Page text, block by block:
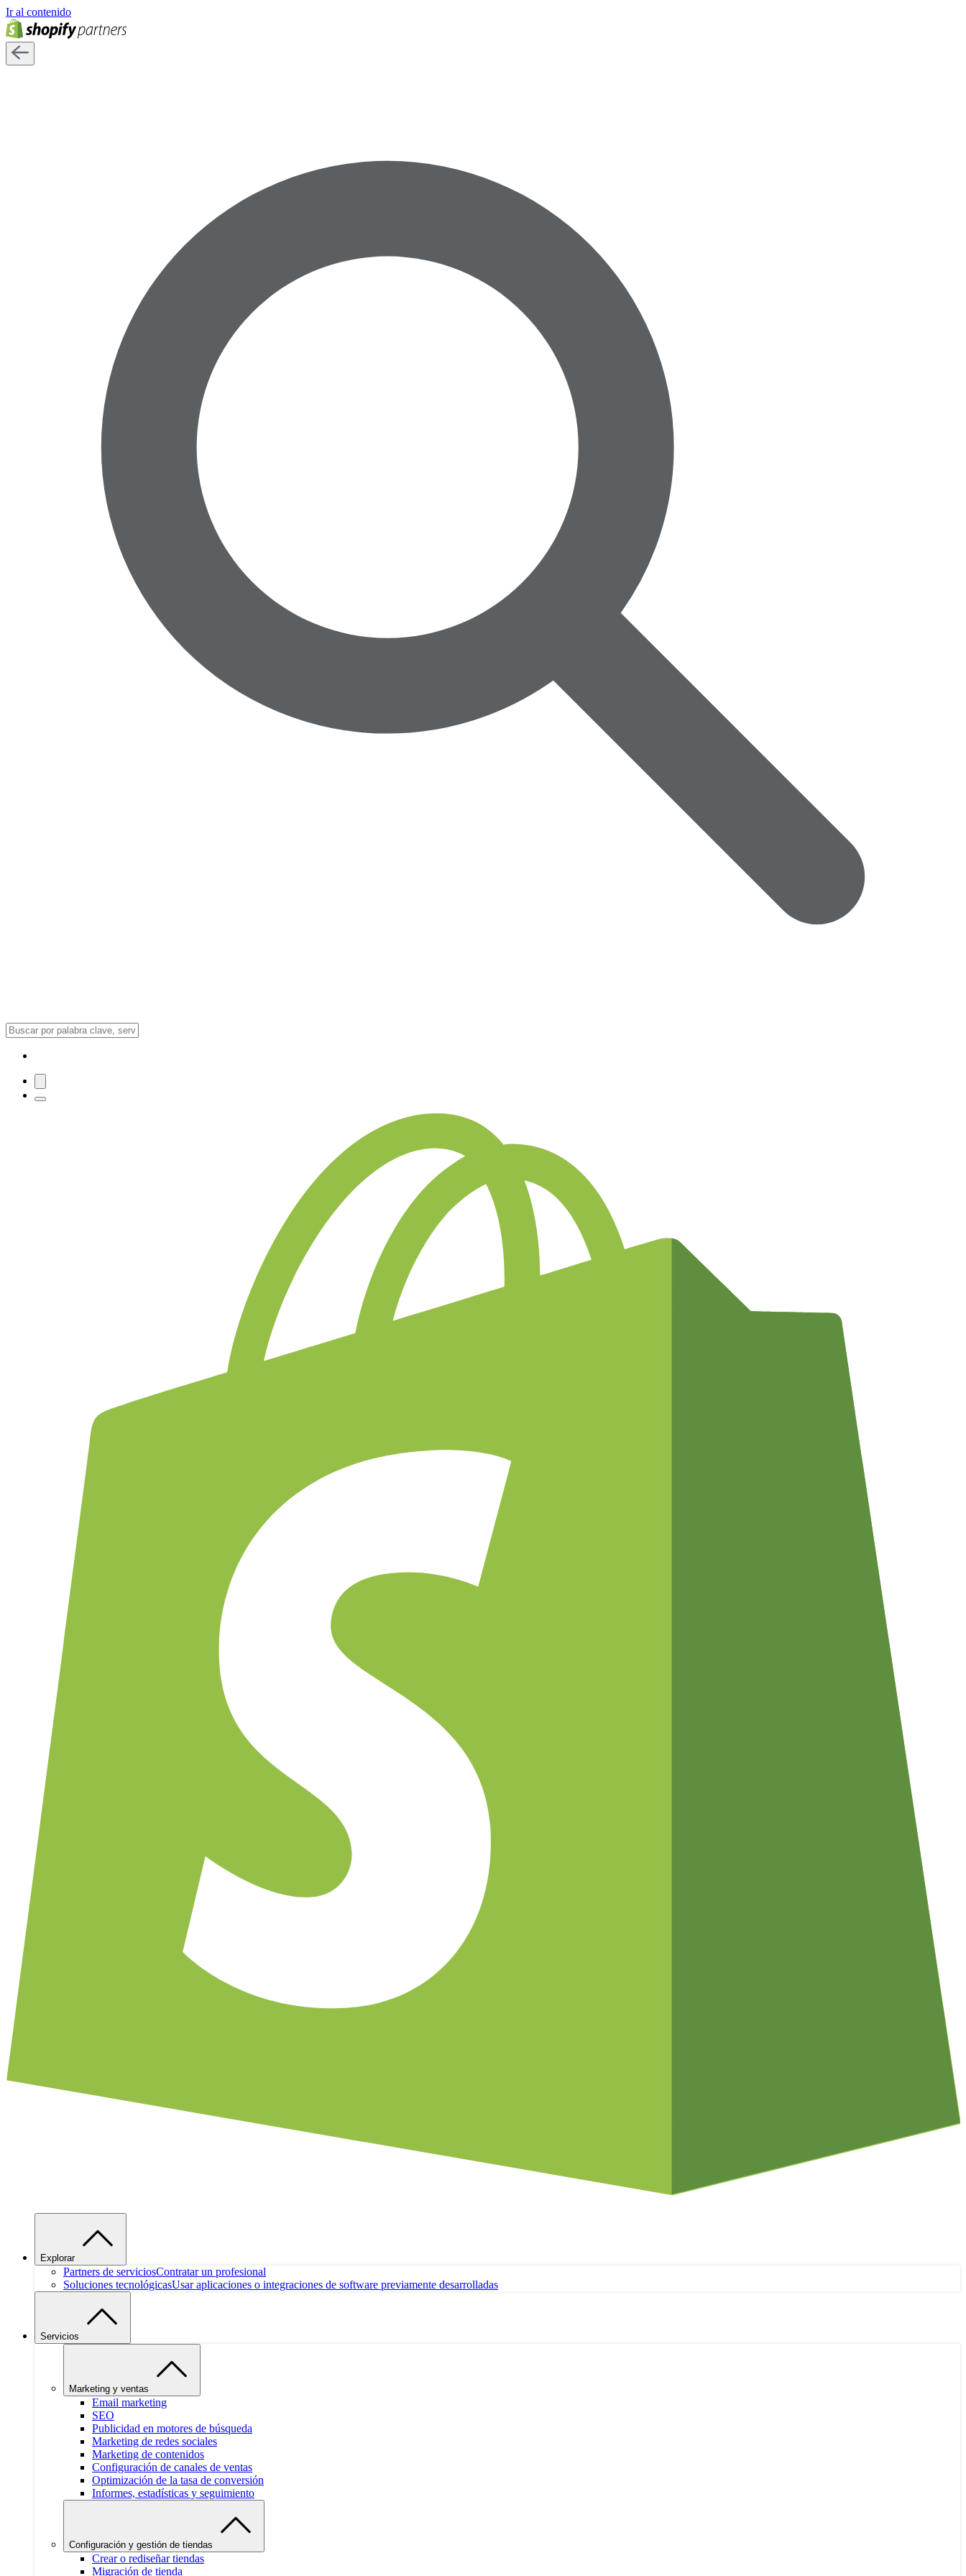
Ir al contenido
Explorar
Partners de serviciosContratar un profesional
Soluciones tecnológicasUsar aplicaciones o integraciones de software previamente desarrolladas
Servicios
Marketing y ventas
Email marketing
SEO
Publicidad en motores de búsqueda
Marketing de redes sociales
Marketing de contenidos
Configuración de canales de ventas
Optimización de la tasa de conversión
Informes, estadísticas y seguimiento
Configuración y gestión de tiendas
Crear o rediseñar tiendas
Migración de tienda